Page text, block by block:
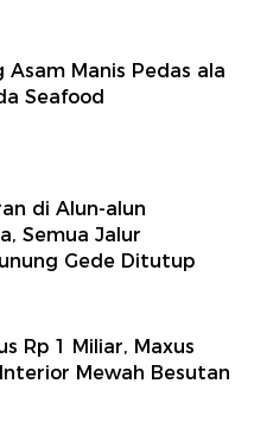
Asam Manis Pedas ala
Seafood
di Alun-alun
Semua Jalur
Gede Ditutup
Rp 1 Miliar, Maxus
Mewah Besutan